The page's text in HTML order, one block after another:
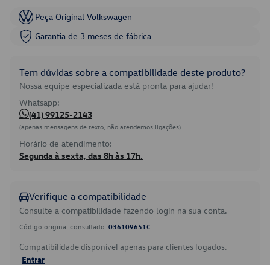
Peça Original Volkswagen
Garantia de 3 meses de fábrica
Tem dúvidas sobre a compatibilidade deste produto?
Nossa equipe especializada está pronta para ajudar!
Whatsapp:
(41) 99125-2143
(apenas mensagens de texto, não atendemos ligações)
Horário de atendimento:
Segunda à sexta, das 8h às 17h.
Verifique a compatibilidade
Consulte a compatibilidade fazendo login na sua conta.
Código original consultado: 036109651C
Compatibilidade disponível apenas para clientes logados.
Entrar